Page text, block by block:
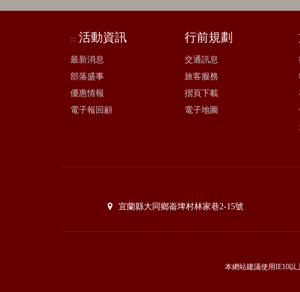
::: 活動資訊
最新消息
部落盛事
優惠情報
電子報回顧
行前規劃
交通訊息
旅客服務
摺頁下載
電子地圖
宜蘭縣大同鄉崙埤村林家巷2-15號
本網站建議使用IE10以